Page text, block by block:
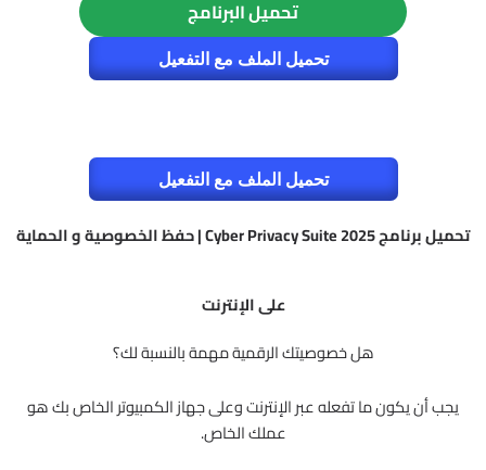
تحميل البرنامج
تحميل الملف مع التفعيل
تحميل الملف مع التفعيل
تحميل برنامج Cyber Privacy Suite 2025 | حفظ الخصوصية و الحماية
على الإنترنت
هل خصوصيتك الرقمية مهمة بالنسبة لك؟
يجب أن يكون ما تفعله عبر الإنترنت وعلى جهاز الكمبيوتر الخاص بك هو
عملك الخاص.